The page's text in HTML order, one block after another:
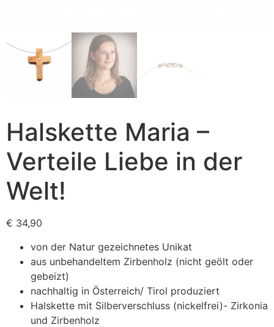
Halskette Maria –
Verteile Liebe in der
Welt!
€ 34,90
von der Natur gezeichnetes Unikat
aus unbehandeltem Zirbenholz (nicht geölt oder
gebeizt)
nachhaltig in Österreich/ Tirol produziert
Halskette mit Silberverschluss (nickelfrei)- Zirkonia
und Zirbenholz